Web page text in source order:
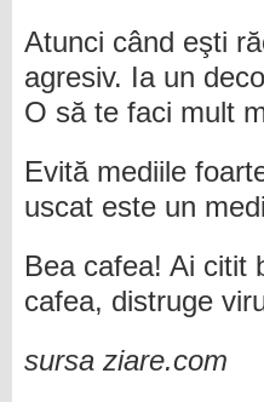
Atunci când eşti
agresiv. Ia un
O să te faci mult
Evită mediile
uscat este un
Bea cafea! Ai citit
cafea, distruge
sursa ziare.com